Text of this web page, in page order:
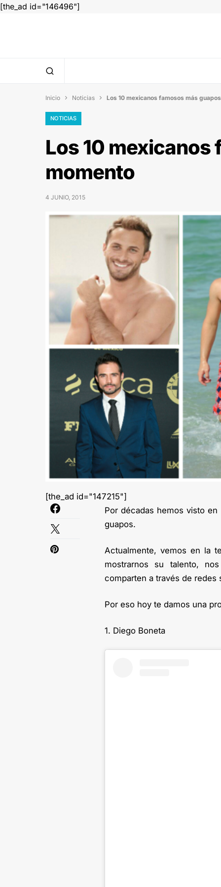
[the_ad id="146496"]
Inicio  Noticias  Los 10 mexicanos famosos más
NOTICIAS
Los 10 mexicanos
momento
4 JUNIO, 2015
[the_ad id="147215"]
Por décadas hemos visto
guapos.
Actualmente, vemos en la
mostrarnos su talento,
comparten a través de redes
Por eso hoy te damos una
1. Diego Boneta